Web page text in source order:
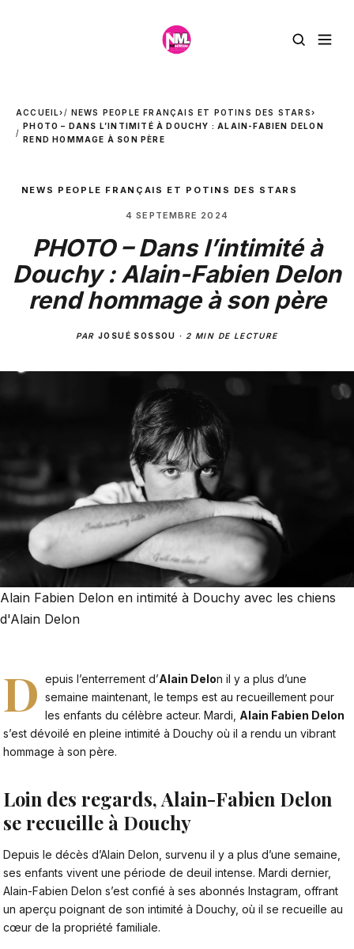
ACCUEIL› NEWS PEOPLE FRANÇAIS ET POTINS DES STARS›
PHOTO – DANS L’INTIMITÉ À DOUCHY : ALAIN-FABIEN DELON
REND HOMMAGE À SON PÈRE
NEWS PEOPLE FRANÇAIS ET POTINS DES STARS
4 SEPTEMBRE 2024
PHOTO – Dans l’intimité à
Douchy : Alain-Fabien Delon
rend hommage à son père
PARJOSUÉ SOSSOU · 2 MIN DE LECTURE
Alain Fabien Delon en intimité à Douchy avec les chiens
d'Alain Delon
D epuis l’enterrement d’Alain Delon il y a plus d’une
semaine maintenant, le temps est au recueillement pour
les enfants du célèbre acteur. Mardi, Alain Fabien Delon
s’est dévoilé en pleine intimité à Douchy où il a rendu un vibrant
hommage à son père.
Loin des regards, Alain-Fabien Delon
se recueille à Douchy
Depuis le décès d’Alain Delon, survenu il y a plus d’une semaine,
ses enfants vivent une période de deuil intense. Mardi dernier,
Alain-Fabien Delon s’est confié à ses abonnés Instagram , offrant
un aperçu poignant de son intimité à Douchy, où il se recueille au
cœur de la propriété familiale.